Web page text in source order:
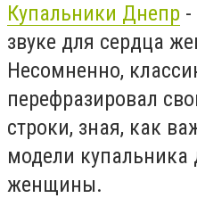
Купальники Днепр -
звуке для сердца
Несомненно,
перефразировал
строки, зная, как
модели купальника
женщины.